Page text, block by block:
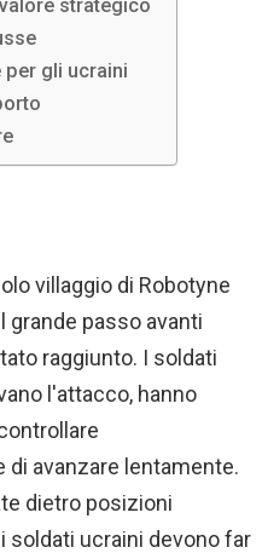
strategico
gli ucraini
villaggio di Robotyne
grande passo avanti
raggiunto. I soldati
l'attacco, hanno
avanzare lentamente.
dietro posizioni
ucraini devono far